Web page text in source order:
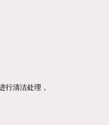
行清洁处理，